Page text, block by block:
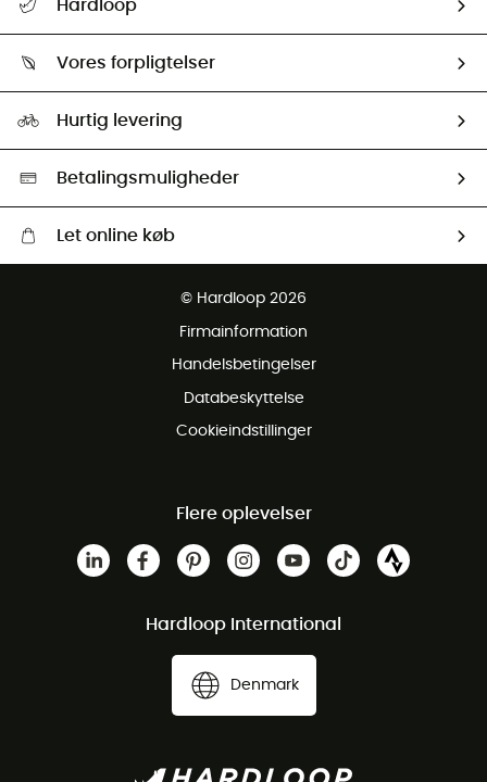
Returnering & Tilbagebetaling
Hardloop
Our ambassadors
Vores forpligtelser
Second hand
HardGreen Udvalg
Hurtig levering
Betalingsmuligheder
Let online køb
Gratis retur inden for 100 dage
© Hardloop 2026
Firmainformation
Handelsbetingelser
Databeskyttelse
Cookieindstillinger
Flere oplevelser
Hardloop International
Denmark